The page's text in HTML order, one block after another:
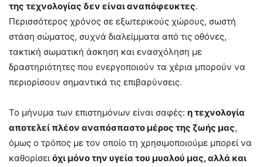
της τεχνολογίας δεν είναι αναπόφευκτες.
Περισσότερος χρόνος σε εξωτερικούς χώρους, σωστή
στάση σώματος, συχνά διαλείμματα από τις οθόνες,
τακτική σωματική άσκηση και ενασχόληση με
δραστηριότητες που ενεργοποιούν τα χέρια μπορούν να
περιορίσουν σημαντικά τις επιβαρύνσεις.
Το μήνυμα των επιστημόνων είναι σαφές: η τεχνολογία
αποτελεί πλέον αναπόσπαστο μέρος της ζωής μας,
όμως ο τρόπος με τον οποίο τη χρησιμοποιούμε μπορεί να
καθορίσει όχι μόνο την υγεία του μυαλού μας, αλλά και